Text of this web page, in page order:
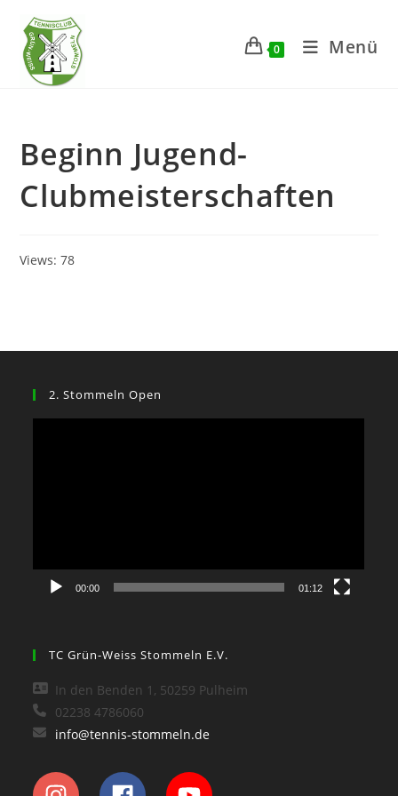
Inhalt
springen
0 Menü
Beginn Jugend-
Clubmeisterschaften
Views: 78
2. Stommeln Open
00:00 01:12
TC Grün-Weiss Stommeln E.V.
In den Benden 1, 50259 Pulheim
02238 4786060
info@tennis-stommeln.de